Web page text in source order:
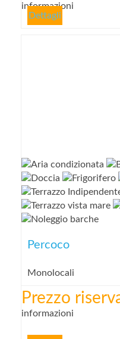
informazioni
Dettagli
Percoco
Monolocali
Prezzo
informazioni